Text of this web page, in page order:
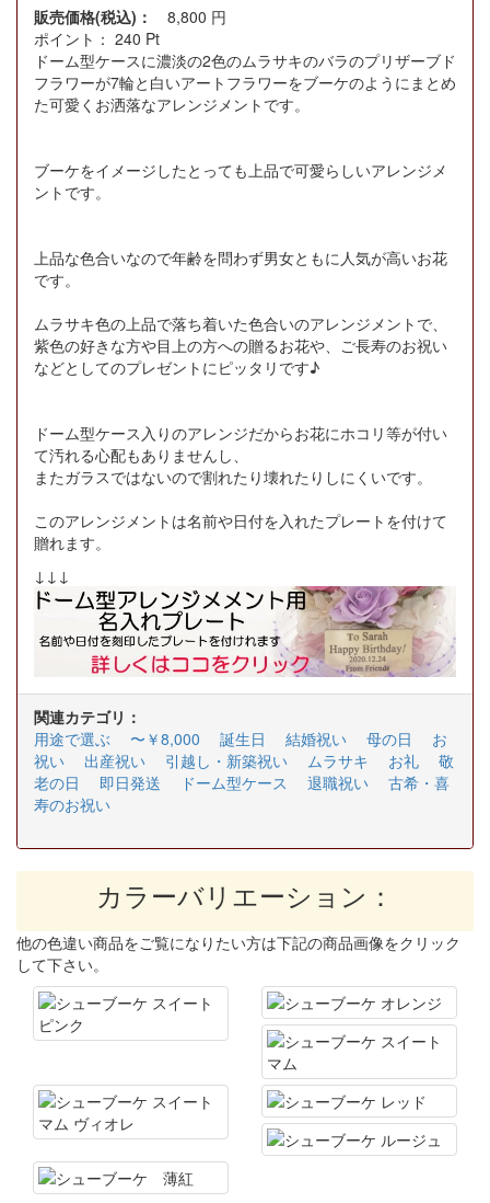
販売価格(税込)： 8,800 円
ポイント： 240 Pt
ドーム型ケースに濃淡の2色のムラサキのバラのプリザーブド
フラワーが7輪と白いアートフラワーをブーケのようにまとめ
た可愛くお洒落なアレンジメントです。
ブーケをイメージしたとっても上品で可愛らしいアレンジメ
ントです。
上品な色合いなので年齢を問わず男女ともに人気が高いお花
です。
ムラサキ色の上品で落ち着いた色合いのアレンジメントで、
紫色の好きな方や目上の方への贈るお花や、ご長寿のお祝い
などとしてのプレゼントにピッタリです♪
ドーム型ケース入りのアレンジだからお花にホコリ等が付い
て汚れる心配もありませんし、
またガラスではないので割れたり壊れたりしにくいです。
このアレンジメントは名前や日付を入れたプレートを付けて
贈れます。
↓↓↓
関連カテゴリ：
用途で選ぶ
〜￥8,000 誕生日 結婚祝い 母の日
お
祝い
出産祝い 引越し・新築祝い ムラサキ お礼
敬
老の日
即日発送 ドーム型ケース 退職祝い
古希・喜
寿のお祝い
カラーバリエーション：
他の色違い商品をご覧になりたい方は下記の商品画像をクリック
して下さい。